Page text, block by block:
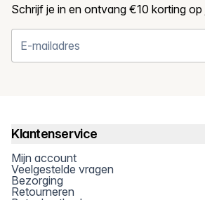
Schrijf je in en ontvang €10 korting
Klantenservice
Mijn account
Veelgestelde vragen
Bezorging
Retourneren